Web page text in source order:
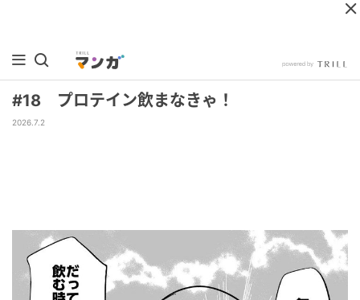
#18 プロテイン飲まなきゃ！
2026.7.2